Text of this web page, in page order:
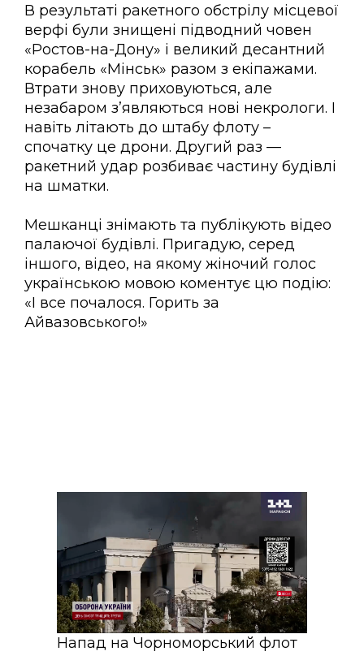
В результаті ракетного обстрілу місцевої
верфі були знищені підводний човен
«Ростов-на-Дону» і великий десантний
корабель «Мінськ» разом з екіпажами.
Втрати знову приховуються, але
незабаром з’являються нові некрологи. І
навіть літають до штабу флоту –
спочатку це дрони. Другий раз —
ракетний удар розбиває частину будівлі
на шматки.
Мешканці знімають та публікують відео
палаючої будівлі. Пригадую, серед
іншого, відео, на якому жіночий голос
українською мовою коментує цю подію:
«І все почалося. Горить за
Айвазовського!»
Напад на Чорноморський флот